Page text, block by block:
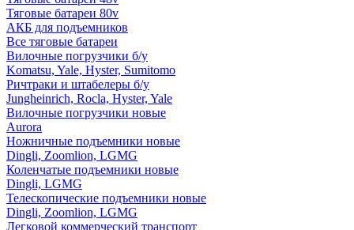
Тяговые батареи 80v
АКБ для подъемников
Все тяговые батареи
Вилочные погрузчики б/у
Komatsu, Yale, Hyster, Sumitomo
Ричтраки и штабелеры б/у
Jungheinrich, Rocla, Hyster, Yale
Вилочные погрузчики новые
Aurora
Ножничные подъемники новые
Dingli, Zoomlion, LGMG
Коленчатые подъемники новые
Dingli, LGMG
Телескопические подъемники новые
Dingli, Zoomlion, LGMG
Легковой коммерческий транспорт